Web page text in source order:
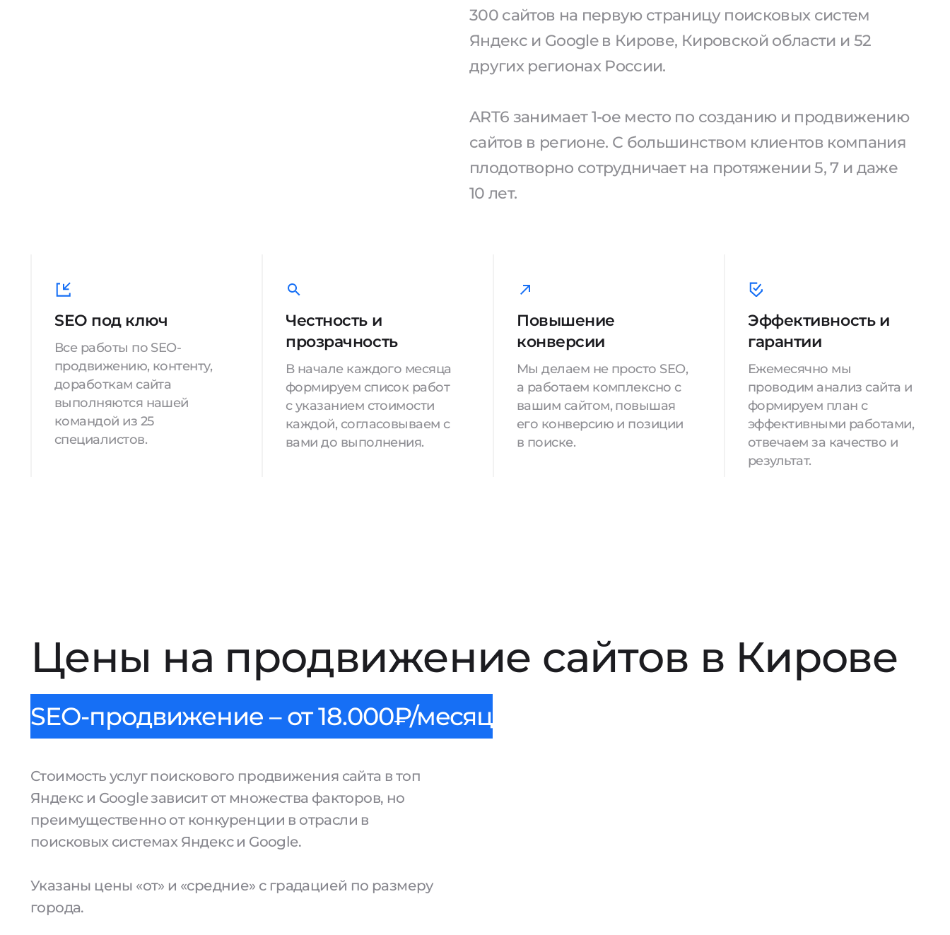
300 сайтов на первую страницу поисковых систем
Яндекс и Google в Кирове, Кировской области и 52
других регионах России.
ART6 занимает 1-ое место по созданию и продвижению
сайтов в регионе. С большинством клиентов компания
плодотворно сотрудничает на протяжении 5, 7 и даже
10 лет.
SEO под ключ
Все работы по SEO-
продвижению, контенту,
доработкам сайта
выполняются нашей
командой из 25
специалистов.
Честность и
прозрачность
В начале каждого месяца
формируем список работ
с указанием стоимости
каждой, согласовываем с
вами до выполнения.
Повышение
конверсии
Мы делаем не просто SEO,
а работаем комплексно с
вашим сайтом, повышая
его конверсию и позиции
в поиске.
Эффективность и
гарантии
Ежемесячно мы
проводим анализ сайта и
формируем план с
эффективными работами,
отвечаем за качество и
результат.
Цены на продвижение сайтов в Кирове
SEO-продвижение – от 18.000₽/месяц
Стоимость услуг поискового продвижения сайта в топ
Яндекс и Google зависит от множества факторов, но
преимущественно от конкуренции в отрасли в
поисковых системах Яндекс и Google.
Указаны цены «от» и «средние» с градацией по размеру
города.